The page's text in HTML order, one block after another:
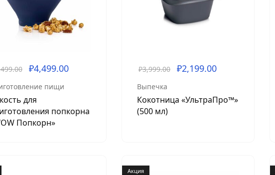
₽4,499.00
пищи
для
попкорна
Попкорн»
₽3,999.00 ₽2,199.00
Выпечка
Кокотница «УльтраПро™»
(500 мл)
Акция